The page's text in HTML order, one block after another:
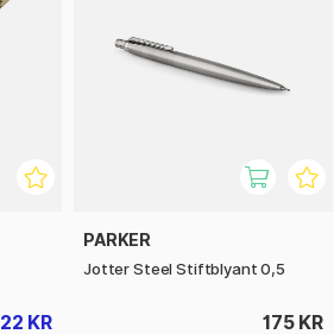
22 KR
PARKER
Jotter Steel Stiftblyant 0,5
175 KR